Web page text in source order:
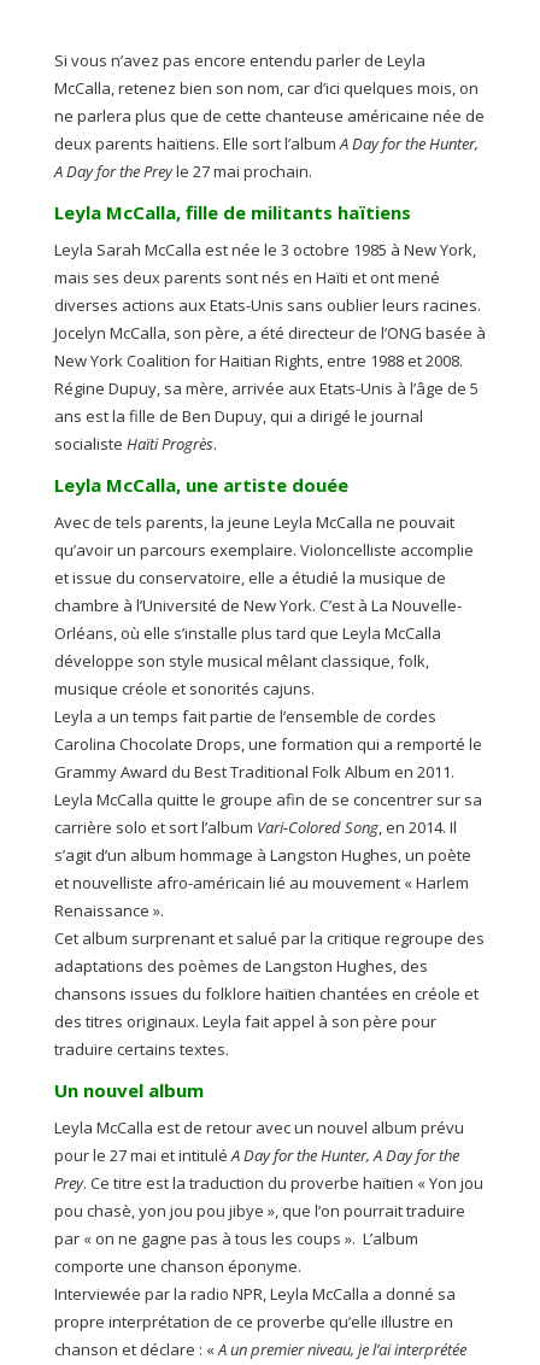
Si vous n’avez pas encore entendu parler de Leyla
McCalla, retenez bien son nom, car d’ici quelques mois, on
ne parlera plus que de cette chanteuse américaine née de
deux parents haïtiens. Elle sort l’albumA Day for the Hunter,
A Day for the Preyle 27 mai prochain.
Leyla McCalla, fille de militants haïtiens
Leyla Sarah McCalla est née le 3 octobre 1985 à New York,
mais ses deux parents sont nés en Haïti et ont mené
diverses actions aux Etats-Unis sans oublier leurs racines.
Jocelyn McCalla, son père, a été directeur de l’ONG basée à
New York Coalition for Haitian Rights, entre 1988 et 2008.
Régine Dupuy, sa mère, arrivée aux Etats-Unis à l’âge de 5
ans est la fille de Ben Dupuy, qui a dirigé le journal
socialiste Haïti Progrès.
Leyla McCalla, une artiste douée
Avec de tels parents, la jeune Leyla McCalla ne pouvait
qu’avoir un parcours exemplaire. Violoncelliste accomplie
et issue du conservatoire, elle a étudié la musique de
chambre à l’Université de New York. C’est à La Nouvelle-
Orléans, où elle s’installe plus tard que Leyla McCalla
développe son style musical mêlant classique, folk,
musique créole et sonorités cajuns.
Leyla a un temps fait partie de l’ensemble de cordes
Carolina Chocolate Drops, une formation qui a remporté le
Grammy Award du Best Traditional Folk Album en 2011.
Leyla McCalla quitte le groupe afin de se concentrer sur sa
carrière solo et sort l’album Vari-Colored Song, en 2014. Il
s’agit d’un album hommage à Langston Hughes, un poète
et nouvelliste afro-américain lié au mouvement « Harlem
Renaissance ».
Cet album surprenant et salué par la critique regroupe des
adaptations des poèmes de Langston Hughes, des
chansons issues du folklore haïtien chantées en créole et
des titres originaux. Leyla fait appel à son père pour
traduire certains textes.
Un nouvel album
Leyla McCalla est de retour avec un nouvel album prévu
pour le 27 mai et intituléA Day for the Hunter, A Day for the
Prey. Ce titre est la traduction du proverbe haïtien « Yon jou
pou chasè, yon jou pou jibye », que l’on pourrait traduire
par « on ne gagne pas à tous les coups ». L’album
comporte une chanson éponyme.
Interviewée par la radio NPR, Leyla McCalla a donné sa
propre interprétation de ce proverbe qu’elle illustre en
chanson et déclare : «A un premier niveau, je l’ai interprétée